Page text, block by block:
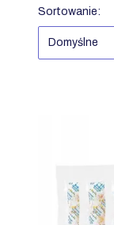
Lista
Sortowanie:
Domyślne